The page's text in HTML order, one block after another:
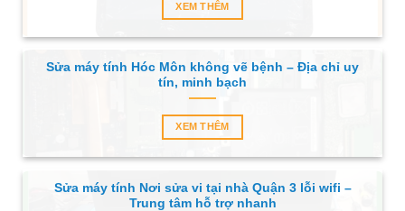
XEM THÊM
Sửa máy tính Hóc Môn không vẽ bệnh – Địa chỉ uy
tín, minh bạch
XEM THÊM
Sửa máy tính Nơi sửa vi tại nhà Quận 3 lỗi wifi –
Trung tâm hỗ trợ nhanh